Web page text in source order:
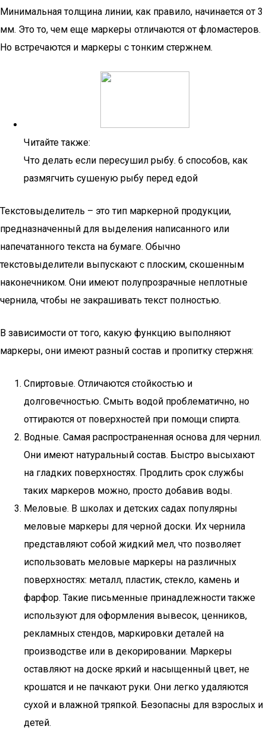
Минимальная толщина линии, как правило, начинается от 3
мм. Это то, чем еще маркеры отличаются от фломастеров.
Но встречаются и маркеры с тонким стержнем.
Читайте также:
Что делать если пересушил рыбу. 6 способов, как
размягчить сушеную рыбу перед едой
Текстовыделитель – это тип маркерной продукции,
предназначенный для выделения написанного или
напечатанного текста на бумаге. Обычно
текстовыделители выпускают с плоским, скошенным
наконечником. Они имеют полупрозрачные неплотные
чернила, чтобы не закрашивать текст полностью.
В зависимости от того, какую функцию выполняют
маркеры, они имеют разный состав и пропитку стержня:
Спиртовые. Отличаются стойкостью и
долговечностью. Смыть водой проблематично, но
оттираются от поверхностей при помощи спирта.
Водные. Самая распространенная основа для чернил.
Они имеют натуральный состав. Быстро высыхают
на гладких поверхностях. Продлить срок службы
таких маркеров можно, просто добавив воды.
Меловые. В школах и детских садах популярны
меловые маркеры для черной доски. Их чернила
представляют собой жидкий мел, что позволяет
использовать меловые маркеры на различных
поверхностях: металл, пластик, стекло, камень и
фарфор. Такие письменные принадлежности также
используют для оформления вывесок, ценников,
рекламных стендов, маркировки деталей на
производстве или в декорировании. Маркеры
оставляют на доске яркий и насыщенный цвет, не
крошатся и не пачкают руки. Они легко удаляются
сухой и влажной тряпкой. Безопасны для взрослых и
детей.